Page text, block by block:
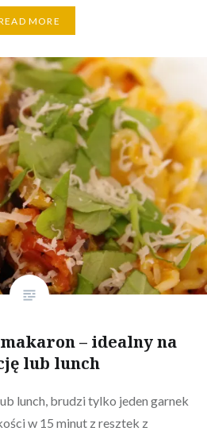
MORE
– idealny na
lub lunch
lunch, brudzi tylko jeden garnek
w 15 minut z resztek z